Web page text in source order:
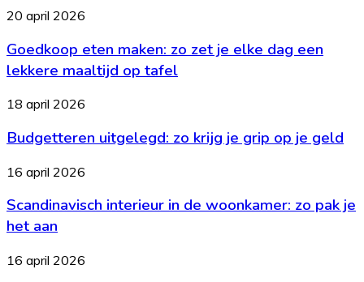
elk
het
nodig?
Goedkoop
maken:
zo
zet
elke
een
maaltijd
tafel
20 april 2026
Goedkoop eten maken: zo zet je elke dag een
lekkere maaltijd op tafel
Budgetteren
zo
je
op
je
geld
18 april 2026
Budgetteren uitgelegd: zo krijg je grip op je geld
Scandinavisch
in
de
woonkamer:
pak
16 april 2026
Scandinavisch interieur in de woonkamer: zo pak je
het aan
Wanneer
16 april 2026